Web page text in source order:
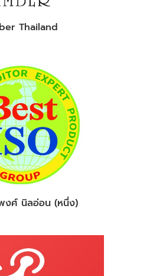
Thailand
งศ์ นิลอ่อน (หนึ่ง)